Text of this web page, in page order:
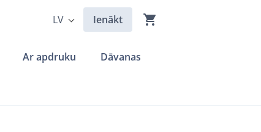
LV Ienākt
Ar apdruku Dāvanas